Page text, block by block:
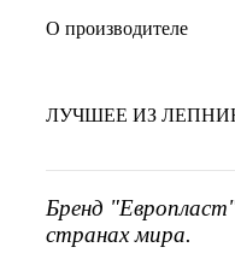
О производителе
ЛУЧШЕЕ ИЗ
Бренд
странах мира.